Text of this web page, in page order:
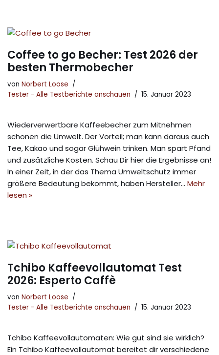
Coffee to go Becher: Test 2026 der
besten Thermobecher
von Norbert Loose
Tester - Alle Testberichte anschauen
15. Januar 2023
Wiederverwertbare Kaffeebecher zum Mitnehmen
schonen die Umwelt. Der Vorteil; man kann daraus auch
Tee, Kakao und sogar Glühwein trinken. Man spart Pfand
und zusätzliche Kosten. Schau Dir hier die Ergebnisse an!
In einer Zeit, in der das Thema Umweltschutz immer
größere Bedeutung bekommt, haben Hersteller… Mehr
lesen »
Tchibo Kaffeevollautomat Test
2026: Esperto Caffè
von Norbert Loose
Tester - Alle Testberichte anschauen
15. Januar 2023
Tchibo Kaffeevollautomaten: Wie gut sind sie wirklich?
Ein Tchibo Kaffeevollautomat bereitet dir verschiedene